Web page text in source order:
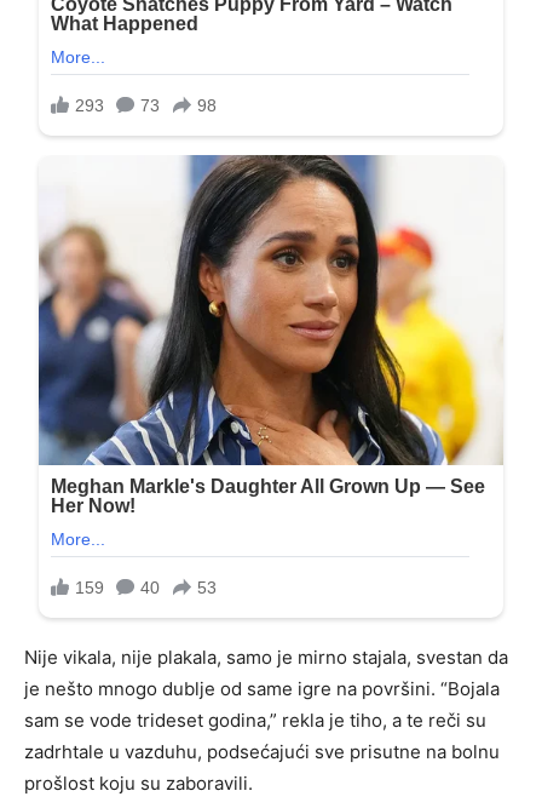
Nije vikala, nije plakala, samo je mirno stajala, svestan da
je nešto mnogo dublje od same igre na površini. “Bojala
sam se vode trideset godina,” rekla je tiho, a te reči su
zadrhtale u vazduhu, podsećajući sve prisutne na bolnu
prošlost koju su zaboravili.